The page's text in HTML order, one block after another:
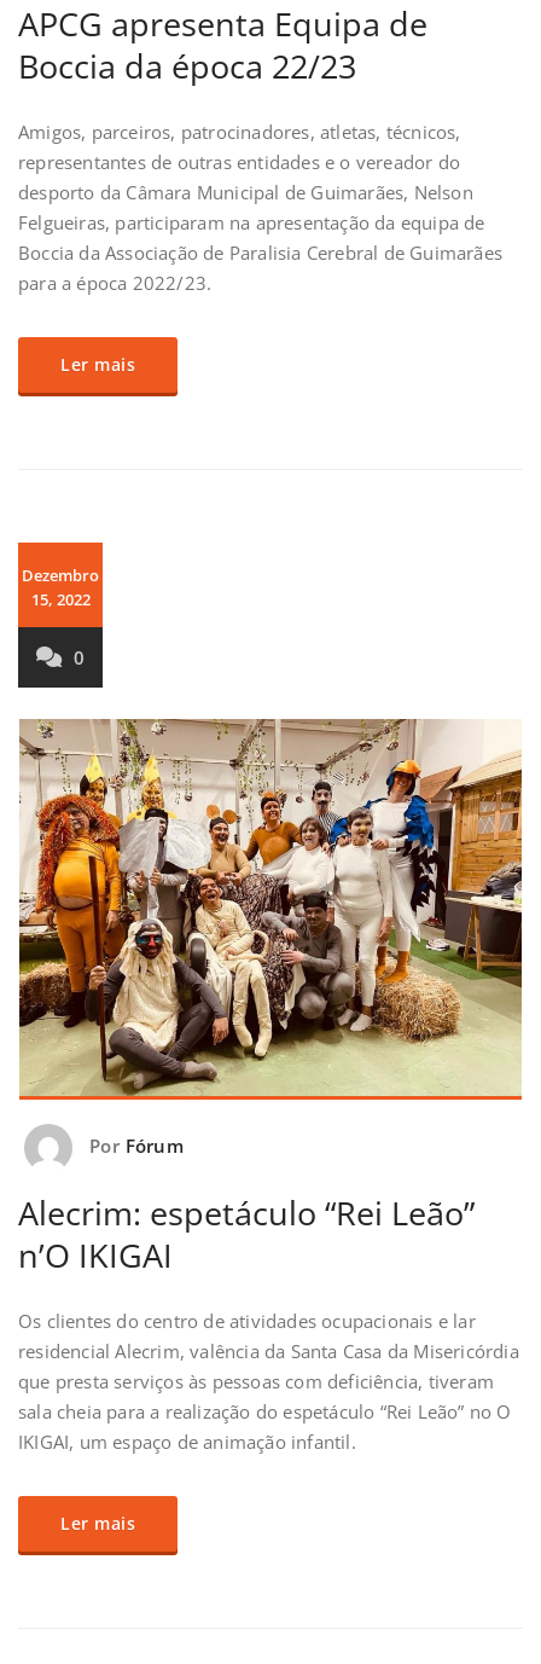
APCG apresenta Equipa de
Boccia da época 22/23
Amigos, parceiros, patrocinadores, atletas, técnicos,
representantes de outras entidades e o vereador do
desporto da Câmara Municipal de Guimarães, Nelson
Felgueiras, participaram na apresentação da equipa de
Boccia da Associação de Paralisia Cerebral de Guimarães
para a época 2022/23.
Ler mais
Dezembro
15, 2022
0
Por Fórum
Alecrim: espetáculo “Rei Leão”
n’O IKIGAI
Os clientes do centro de atividades ocupacionais e lar
residencial Alecrim, valência da Santa Casa da Misericórdia
que presta serviços às pessoas com deficiência, tiveram
sala cheia para a realização do espetáculo “Rei Leão” no O
IKIGAI, um espaço de animação infantil.
Ler mais